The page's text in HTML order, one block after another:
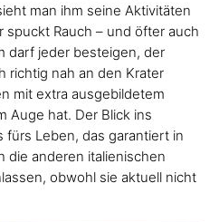
man ihm seine Aktivitäten
spuckt Rauch – und öfter auch
darf jeder besteigen, der
richtig nah an den Krater
mit extra ausgebildetem
Auge hat. Der Blick ins
fürs Leben, das garantiert in
die anderen italienischen
obwohl sie aktuell nicht